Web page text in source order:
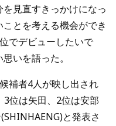
見直すきっかけになっ
とを考える機会ができ
でデビューしたいで
いを語った。
補者4人が映し出され
3位は矢田、2位は安部
と発表さ